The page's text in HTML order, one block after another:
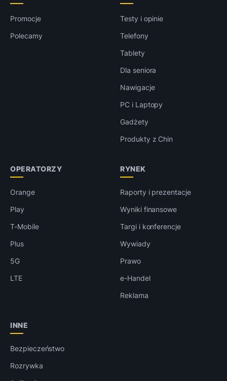
Promocje
Polecamy
Testy i opinie
Telefony
Tablety
Dla seniora
Nawigacje
PC i Laptopy
Gadżety
Produkty z Chin
OPERATORZY
Orange
Play
T-Mobile
Plus
5G
LTE
RYNEK
Raporty i prezentacje
Wyniki finansowe
Targi i konferencje
Wywiady
Prawo
e-Handel
Reklama
INNE
Bezpieczeństwo
Rozrywka